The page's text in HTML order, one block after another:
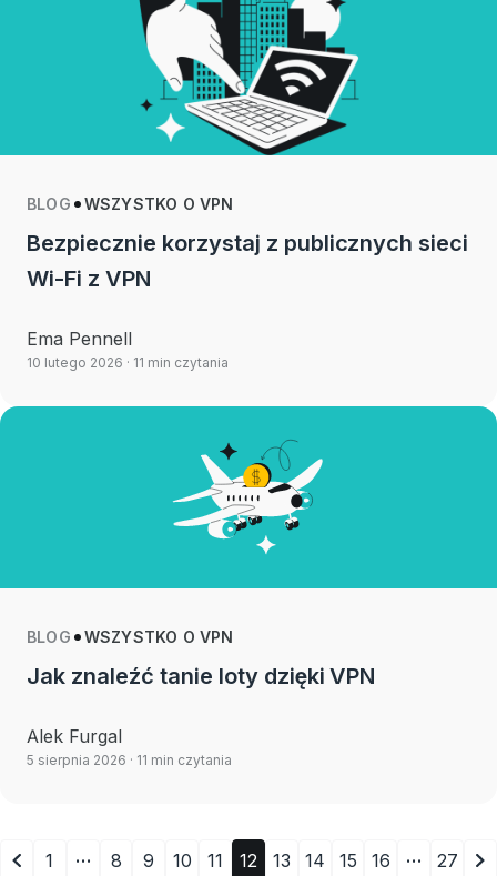
BLOG WSZYSTKO O VPN
Bezpiecznie korzystaj z publicznych sieci
Wi-Fi z VPN
Ema Pennell
10 lutego 2026 · 11 min czytania
BLOG WSZYSTKO O VPN
Jak znaleźć tanie loty dzięki VPN
Alek Furgal
5 sierpnia 2026 · 11 min czytania
1 … 8 9 10 11 12 13 14 15 16 … 27